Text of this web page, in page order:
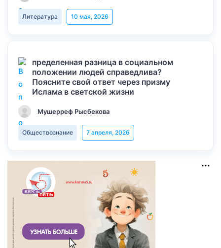
Литература 10 мая, 2026
пределенная разница в социальном
положении людей справедлива?
Поясните свой ответ через призму
Ислама в светской жизни
Мушерреф Рысбекова
Обществознание 7 апреля, 2026